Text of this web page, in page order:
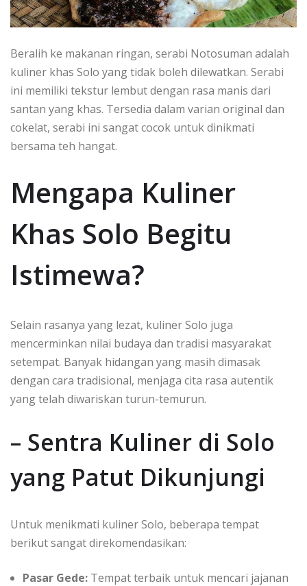
Beralih ke makanan ringan, serabi Notosuman adalah
kuliner khas Solo yang tidak boleh dilewatkan. Serabi
ini memiliki tekstur lembut dengan rasa manis dari
santan yang khas. Tersedia dalam varian original dan
cokelat, serabi ini sangat cocok untuk dinikmati
bersama teh hangat.
Mengapa Kuliner
Khas Solo Begitu
Istimewa?
Selain rasanya yang lezat, kuliner Solo juga
mencerminkan nilai budaya dan tradisi masyarakat
setempat. Banyak hidangan yang masih dimasak
dengan cara tradisional, menjaga cita rasa autentik
yang telah diwariskan turun-temurun.
– Sentra Kuliner di Solo
yang Patut Dikunjungi
Untuk menikmati kuliner Solo, beberapa tempat
berikut sangat direkomendasikan:
Pasar Gede: Tempat terbaik untuk mencari jajanan